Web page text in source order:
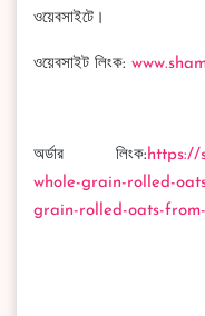
ওয়েবসাইটে।
ওয়েবসাইট লিংক:
অর্ডার লিংক:https://
whole-grain-rolled-
grain-rolled-oats-